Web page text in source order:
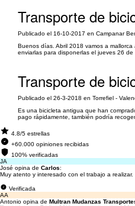
Transporte de
Publicado el 16-10-2017 en Campanar
Buenos días. Abril 2018 vamos a
enviarlas para disponerlas el jueves 26
Transporte de
Publicado el 26-3-2018 en Torrefiel -
Es una bicicleta antigua que han
pago rápidamente, también podría
4.8/5 estrellas
+60.000 opiniones recibidas
100% verificadas
JA
José opina de Carlos:
Muy atento y interesado con el trabajo a
Verificada
AA
Antonio opina de Multran Mudanzas